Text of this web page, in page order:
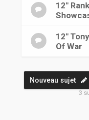
12"
12"
Of War
Nouveau sujet
3